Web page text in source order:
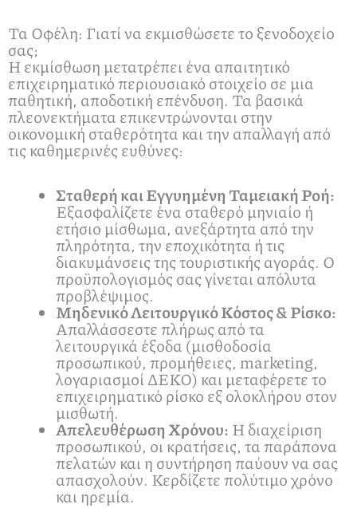
Τα Οφέλη: Γιατί να εκμισθώσετε το ξενοδοχείο
σας;
Η εκμίσθωση μετατρέπει ένα απαιτητικό
επιχειρηματικό περιουσιακό στοιχείο σε μια
παθητική, αποδοτική επένδυση. Τα βασικά
πλεονεκτήματα επικεντρώνονται στην
οικονομική σταθερότητα και την απαλλαγή από
τις καθημερινές ευθύνες:
Σταθερή και Εγγυημένη Ταμειακή Ροή:
Εξασφαλίζετε ένα σταθερό μηνιαίο ή
ετήσιο μίσθωμα, ανεξάρτητα από την
πληρότητα, την εποχικότητα ή τις
διακυμάνσεις της τουριστικής αγοράς. Ο
προϋπολογισμός σας γίνεται απόλυτα
προβλέψιμος.
Μηδενικό Λειτουργικό Κόστος & Ρίσκο:
Απαλλάσσεστε πλήρως από τα
λειτουργικά έξοδα (μισθοδοσία
προσωπικού, προμήθειες, marketing,
λογαριασμοί ΔΕΚΟ) και μεταφέρετε το
επιχειρηματικό ρίσκο εξ ολοκλήρου στον
μισθωτή.
Απελευθέρωση Χρόνου: Η διαχείριση
προσωπικού, οι κρατήσεις, τα παράπονα
πελατών και η συντήρηση παύουν να σας
απασχολούν. Κερδίζετε πολύτιμο χρόνο
και ηρεμία.